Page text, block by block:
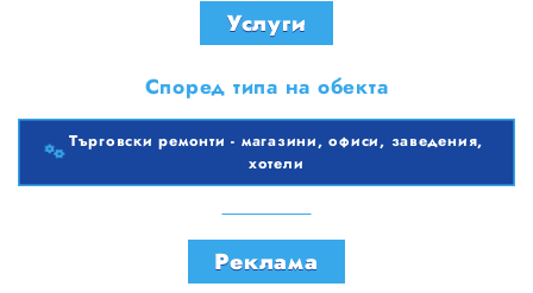
Услуги
Според типа на обекта
Търговски ремонти - магазини, офиси, заведения,
хотели
Реклама